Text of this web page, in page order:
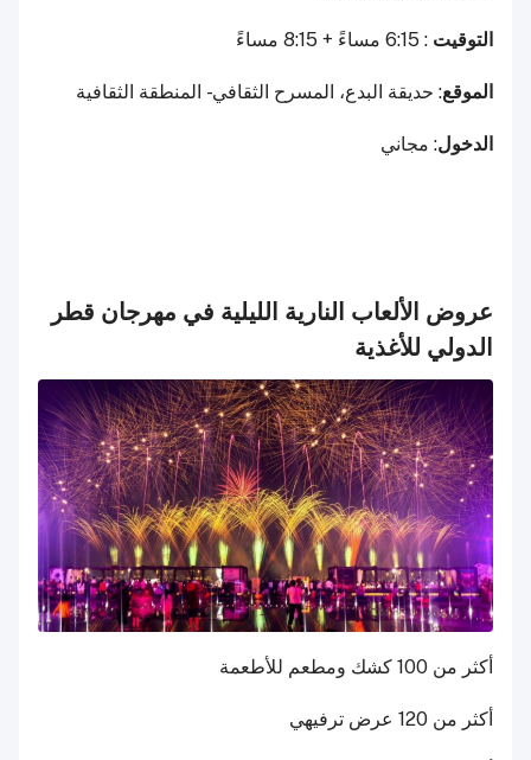
التوقيت : 6:15 مساءً + 8:15 مساءً
الموقع: حديقة البدع، المسرح الثقافي - المنطقة الثقافية
الدخول: مجاني
عروض الألعاب النارية الليلية في مهرجان قطر
الدولي للأغذية
أكثر من 100 كشك ومطعم للأطعمة
أكثر من 120 عرض ترفيهي